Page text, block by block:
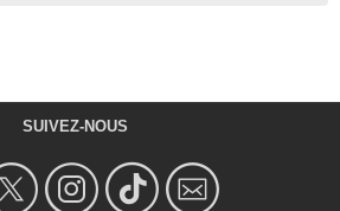
SUIVEZ-NOUS